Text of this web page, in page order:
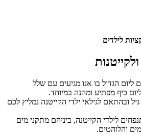
לילדים
הגדול בו אנו מגיעים עם שלל
כיף מפתיע ומהנה במיוחד.
לגילאי ילדי הקייטנה נמליץ לכם
לילדי הקייטנה, ביניהם מתקני מים
והלוהטים.